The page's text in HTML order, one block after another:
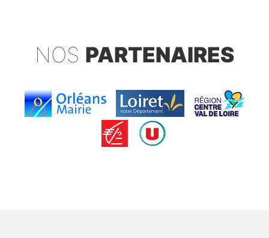
NOS PARTENAIRES